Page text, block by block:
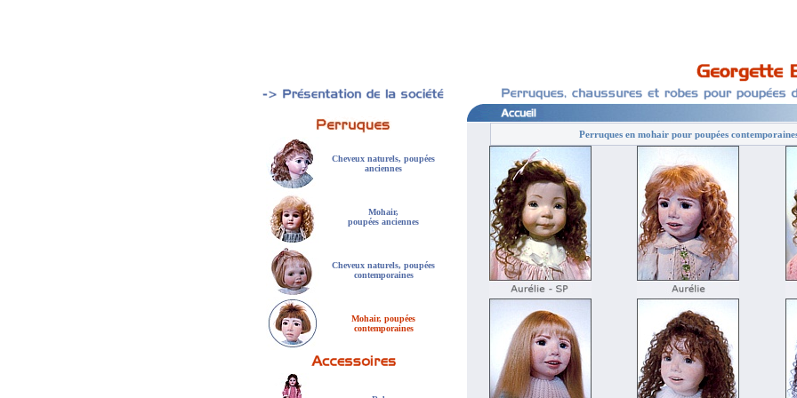
Cheveux naturels, poupées
anciennes
Mohair,
poupées anciennes
Cheveux naturels, poupées
contemporaines
Mohair, poupées
contemporaines
Perruques en mohair pour poupées